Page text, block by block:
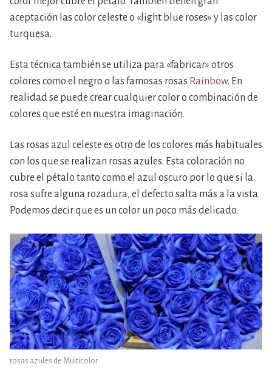
aceptación las color celeste o «light blue roses» y las color
turquesa.
Esta técnica también se utiliza para «fabricar» otros
colores como el negro o las famosas rosas Rainbow. En
realidad se puede crear cualquier color o combinación de
colores que esté en nuestra imaginación.
Las rosas azul celeste es otro de los colores más habituales
con los que se realizan rosas azules. Esta coloración no
cubre el pétalo tanto como el azul oscuro por lo que si la
rosa sufre alguna rozadura, el defecto salta más a la vista.
Podemos decir que es un color un poco más delicado.
rosas azules de Multicolor